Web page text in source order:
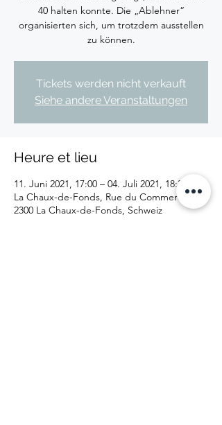
40 halten konnte. Die „Ablehner“
organisierten sich, um trotzdem ausstellen
zu können.
Tickets werden nicht verkauft
Siehe andere Veranstaltungen
Heure et lieu
11. Juni 2021, 17:00 – 04. Juli 2021, 18:30
La Chaux-de-Fonds, Rue du Commerce 122,
2300 La Chaux-de-Fonds, Schweiz